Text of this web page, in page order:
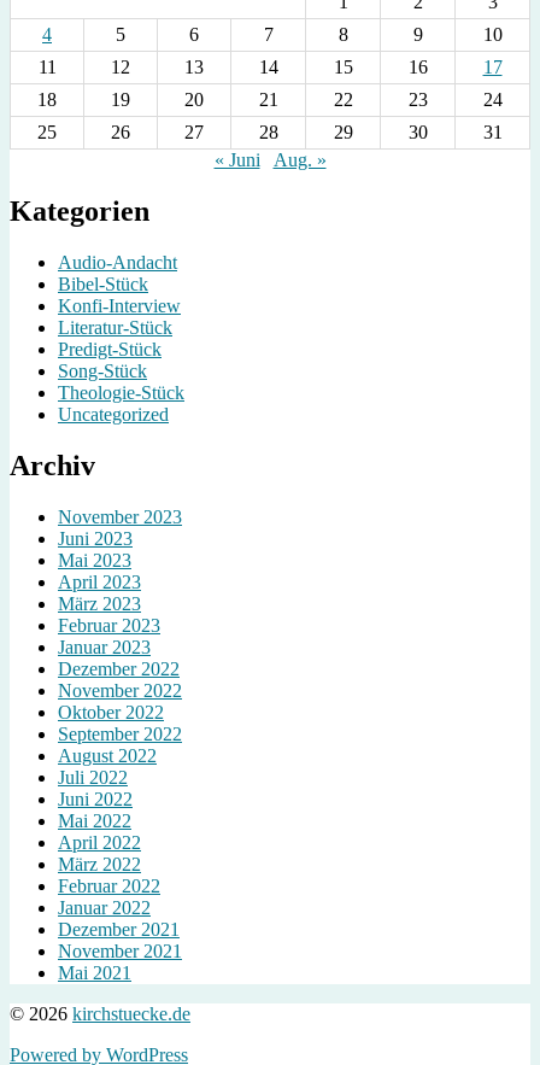
4
5 6 7 8 9
10
11
12 13 14 15 16
17
18
19 20 21 22 23
24
25
26 27 28 29 30
31
« Juni
Aug. »
Kategorien
Audio-Andacht
Bibel-Stück
Konfi-Interview
Literatur-Stück
Predigt-Stück
Song-Stück
Theologie-Stück
Uncategorized
Archiv
November 2023
Juni 2023
Mai 2023
April 2023
März 2023
Februar 2023
Januar 2023
Dezember 2022
November 2022
Oktober 2022
September 2022
August 2022
Juli 2022
Juni 2022
Mai 2022
April 2022
März 2022
Februar 2022
Januar 2022
Dezember 2021
November 2021
Mai 2021
© 2026 kirchstuecke.de
Powered by WordPress